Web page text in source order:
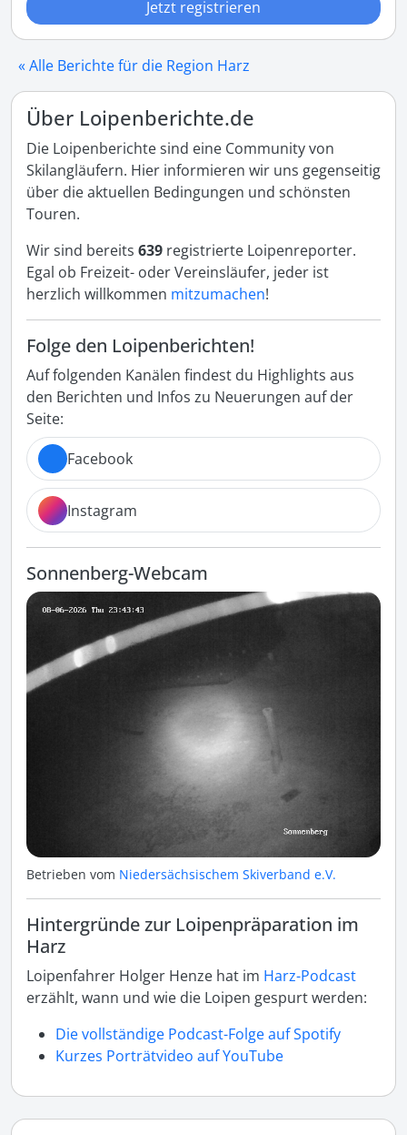
Jetzt registrieren
« Alle Berichte für die Region Harz
Über Loipenberichte.de
Die Loipenberichte sind eine Community von
Skilangläufern. Hier informieren wir uns gegenseitig
über die aktuellen Bedingungen und schönsten
Touren.
Wir sind bereits 639 registrierte Loipenreporter.
Egal ob Freizeit- oder Vereinsläufer, jeder ist
herzlich willkommen mitzumachen!
Folge den Loipenberichten!
Auf folgenden Kanälen findest du Highlights aus
den Berichten und Infos zu Neuerungen auf der
Seite:
Facebook
Instagram
Sonnenberg-Webcam
Betrieben vom Niedersächsischem Skiverband e.V.
Hintergründe zur Loipenpräparation im
Harz
Loipenfahrer Holger Henze hat im Harz-Podcast
erzählt, wann und wie die Loipen gespurt werden:
Die vollständige Podcast-Folge auf Spotify
Kurzes Porträtvideo auf YouTube